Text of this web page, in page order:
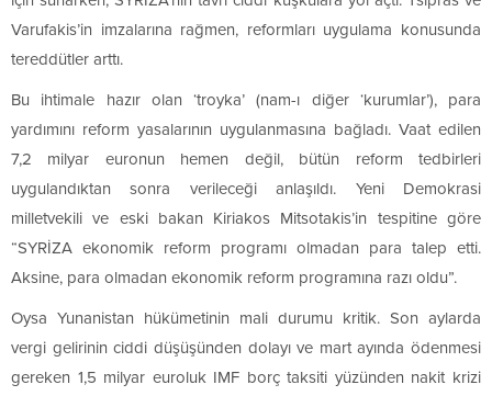
Varufakis’in imzalarına rağmen, reformları uygulama konusunda
tereddütler arttı.
Bu ihtimale hazır olan ‘troyka’ (nam-ı diğer ‘kurumlar’), para
yardımını reform yasalarının uygulanmasına bağladı. Vaat edilen
7,2 milyar euronun hemen değil, bütün reform tedbirleri
uygulandıktan sonra verileceği anlaşıldı. Yeni Demokrasi
milletvekili ve eski bakan Kiriakos Mitsotakis’in tespitine göre
“SYRİZA ekonomik reform programı olmadan para talep etti.
Aksine, para olmadan ekonomik reform programına razı oldu”.
Oysa Yunanistan hükümetinin mali durumu kritik. Son aylarda
vergi gelirinin ciddi düşüşünden dolayı ve mart ayında ödenmesi
gereken 1,5 milyar euroluk IMF borç taksiti yüzünden nakit krizi